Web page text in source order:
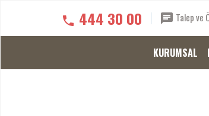
444 30 00 Talep ve
KURUMSAL